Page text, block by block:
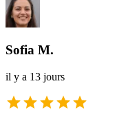
Sofia M.
il y a 13 jours